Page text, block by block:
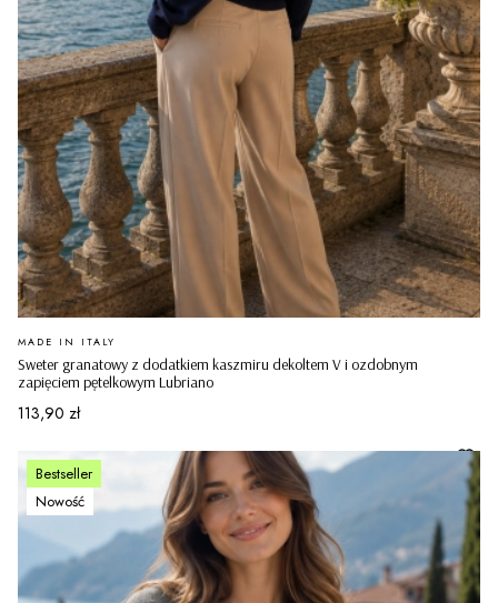
Sweter granatowy z dodatkiem kaszmiru dekoltem V i ozdobnym
zapięciem pętelkowym Lubriano
PRODUCENT
MADE IN ITALY
Cena
113,90 zł
Bestseller
Nowość